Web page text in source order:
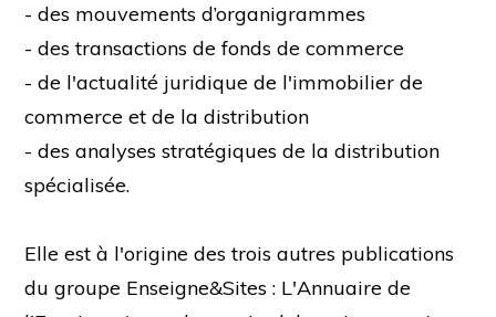
- des mouvements d’organigrammes
- des transactions de fonds de commerce
- de l'actualité juridique de l'immobilier de
commerce et de la distribution
- des analyses stratégiques de la distribution
spécialisée.
Elle est à l'origine des trois autres publications
du groupe Enseigne&Sites : L'Annuaire de